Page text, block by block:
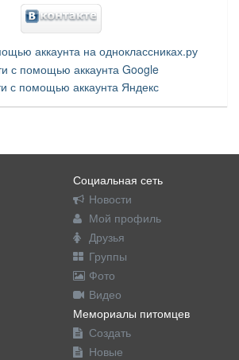
Социальная сеть
Новости
Мой профиль
Друзья
Группы
Фото
Видео
Мемориалы питомцев
Создать
Новые